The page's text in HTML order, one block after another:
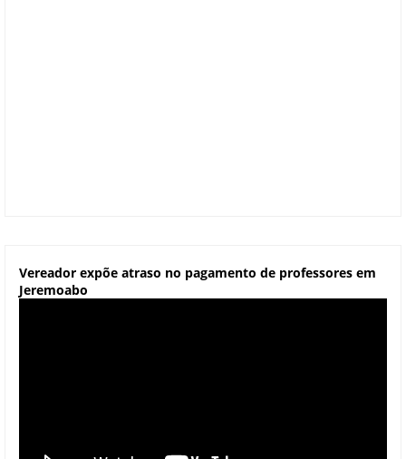
Vereador expõe atraso no pagamento de professores em
Jeremoabo